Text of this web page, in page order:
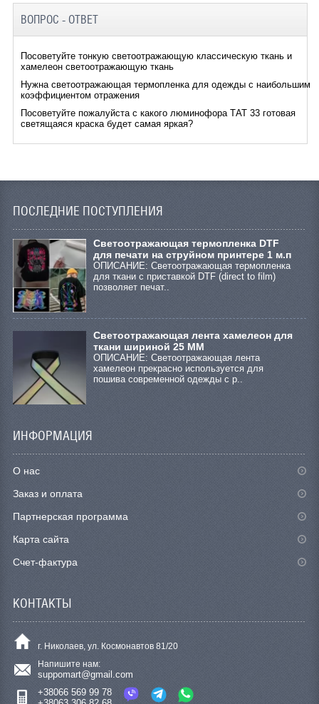
ВОПРОС - ОТВЕТ
Посоветуйте тонкую светоотражающую классическую ткань и
хамелеон светоотражающую ткань
Нужна светоотражающая термопленка для одежды с наибольшим
коэффициентом отражения
Посоветуйте пожалуйста с какого люминофора ТАТ 33 готовая
светящаяся краска будет самая яркая?
ПОСЛЕДНИЕ ПОСТУПЛЕНИЯ
Cветоотражающая термопленка DTF
для печати на струйном принтере 1 м.п
ОПИСАНИЕ: Светоотражающая термопленка
для ткани с приставкой DTF (direct to film)
позволяет печат..
Светоотражающая лента хамелеон для
ткани шириной 25 ММ
ОПИСАНИЕ: Светоотражающая лента
хамелеон прекрасно используется для
пошива современной одежды с р..
ИНФОРМАЦИЯ
О нас
Заказ и оплата
Партнерская программа
Карта сайта
Счет-фактура
КОНТАКТЫ
г. Николаев, ул. Космонавтов 81/20
Напишите нам:
suppomart@gmail.com
+38066 569 99 78